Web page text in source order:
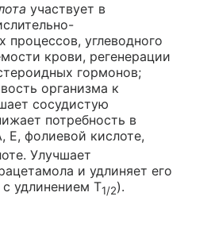
участвует в
процессов, углеводного
крови, регенерации
гормонов;
организма к
сосудистую
потребность в
Е, фолиевой кислоте,
Улучшает
и удлиняет его
удлинением T1/2).